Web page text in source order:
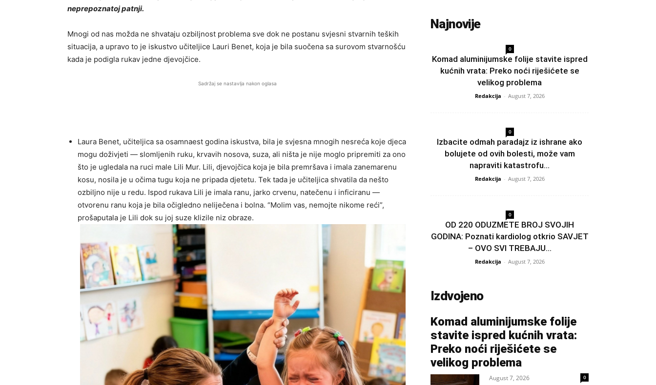
neprepoznatoj patnji.
Mnogi od nas možda ne shvataju ozbiljnost problema sve dok ne postanu svjesni stvarnih teških
situacija, a upravo to je iskustvo učiteljice Lauri Benet, koja je bila suočena sa surovom stvarnošću
kada je podigla rukav jedne djevojčice.
Sadržaj se nastavlja nakon oglasa
Laura Benet, učiteljica sa osamnaest godina iskustva, bila je svjesna mnogih nesreća koje djeca
mogu doživjeti — slomljenih ruku, krvavih nosova, suza, ali ništa je nije moglo pripremiti za ono
što je ugledala na ruci male Lili Mur. Lili, djevojčica koja je bila premršava i imala zanemarenu
kosu, nosila je u očima tugu koja ne pripada djetetu. Tek tada je učiteljica shvatila da nešto
ozbiljno nije u redu. Ispod rukava Lili je imala ranu, jarko crvenu, natečenu i inficiranu —
otvorenu ranu koja je bila očigledno neliječena i bolna. “Molim vas, nemojte nikome reći”,
prošaputala je Lili dok su joj suze klizile niz obraze.
Najnovije
0
Komad aluminijumske folije stavite ispred
kućnih vrata: Preko noći riješićete se
velikog problema
Redakcija - August 7, 2026
0
Izbacite odmah paradajz iz ishrane ako
bolujete od ovih bolesti, može vam
napraviti katastrofu...
Redakcija - August 7, 2026
0
OD 220 ODUZMETE BROJ SVOJIH
GODINA: Poznati kardiolog otkrio SAVJET
– OVO SVI TREBAJU...
Redakcija - August 7, 2026
Izdvojeno
Komad aluminijumske folije
stavite ispred kućnih vrata:
Preko noći riješićete se
velikog problema
August 7, 2026 0